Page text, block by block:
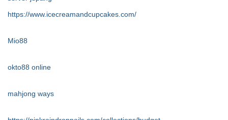
https://www.icecreamandcupcakes.com/
Mio88
okto88 online
mahjong ways